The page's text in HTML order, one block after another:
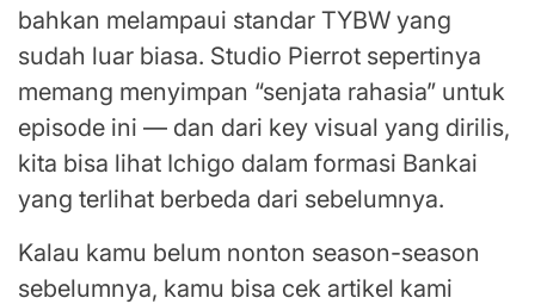
bahkan melampaui standar TYBW yang
sudah luar biasa. Studio Pierrot sepertinya
memang menyimpan “senjata rahasia” untuk
episode ini — dan dari key visual yang dirilis,
kita bisa lihat Ichigo dalam formasi Bankai
yang terlihat berbeda dari sebelumnya.
Kalau kamu belum nonton season-season
sebelumnya, kamu bisa cek artikel kami